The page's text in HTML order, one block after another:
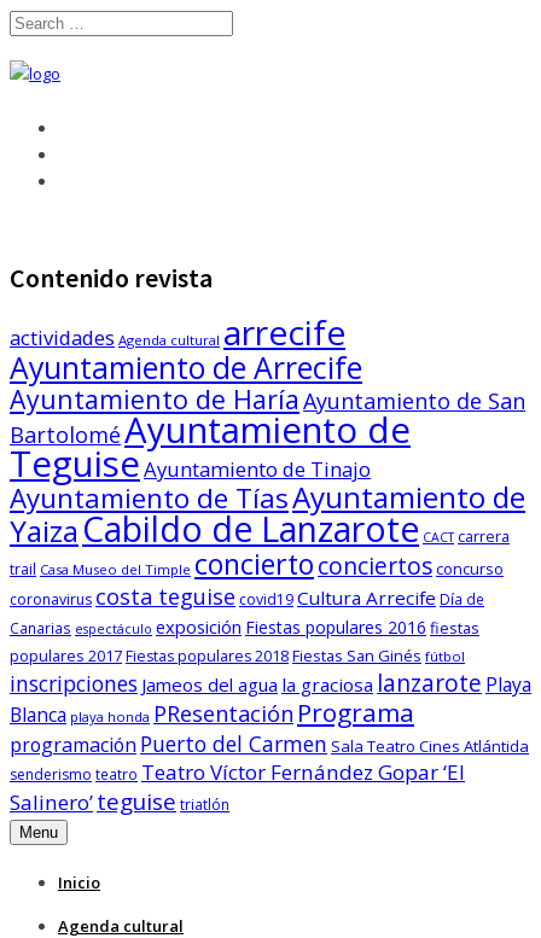
Contenido revista
actividades Agenda cultural arrecife
Ayuntamiento de Arrecife
Ayuntamiento de Haría Ayuntamiento de San
BartoloméAyuntamiento de
TeguiseAyuntamiento de Tinajo
Ayuntamiento de TíasAyuntamiento de
YaizaCabildo de Lanzarote CACT carrera
trail Casa Museo del Timple conciertoconciertosconcurso
coronavirus costa teguise covid19Cultura Arrecife Día de
Canarias espectáculo exposición Fiestas populares 2016 fiestas
populares 2017Fiestas populares 2018Fiestas San Ginés fútbol
inscripciones Jameos del agua la graciosa lanzarote Playa
Blanca playa honda PResentación Programa
programación Puerto del Carmen Sala Teatro Cines Atlántida
senderismo teatro Teatro Víctor Fernández Gopar ‘El
Salinero’teguise triatlón
Menu
Inicio
Agenda cultural